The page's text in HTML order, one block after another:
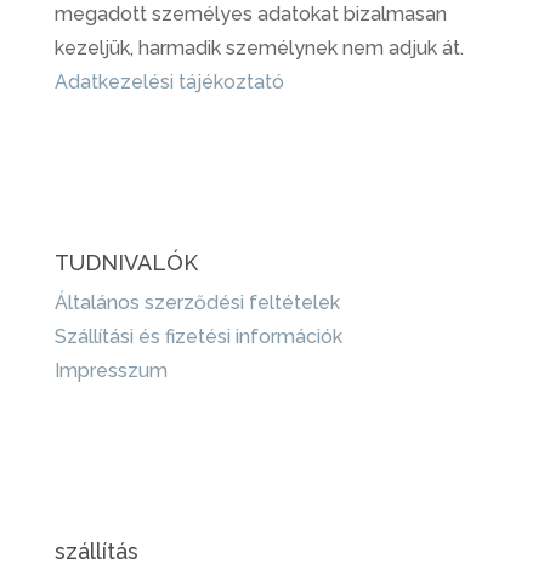
megadott személyes adatokat bizalmasan
kezeljük, harmadik személynek nem adjuk át.
Adatkezelési tájékoztató
TUDNIVALÓK
Általános szerződési feltételek
Szállítási és fizetési információk
Impresszum
szállítás